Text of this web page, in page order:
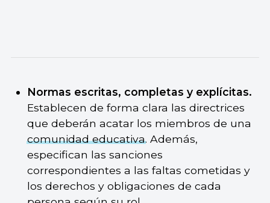
Normas escritas, completas y explícitas.
Establecen de forma clara las directrices
que deberán acatar los miembros de una
comunidad educativa. Además,
especifican las sanciones
correspondientes a las faltas cometidas y
los derechos y obligaciones de cada